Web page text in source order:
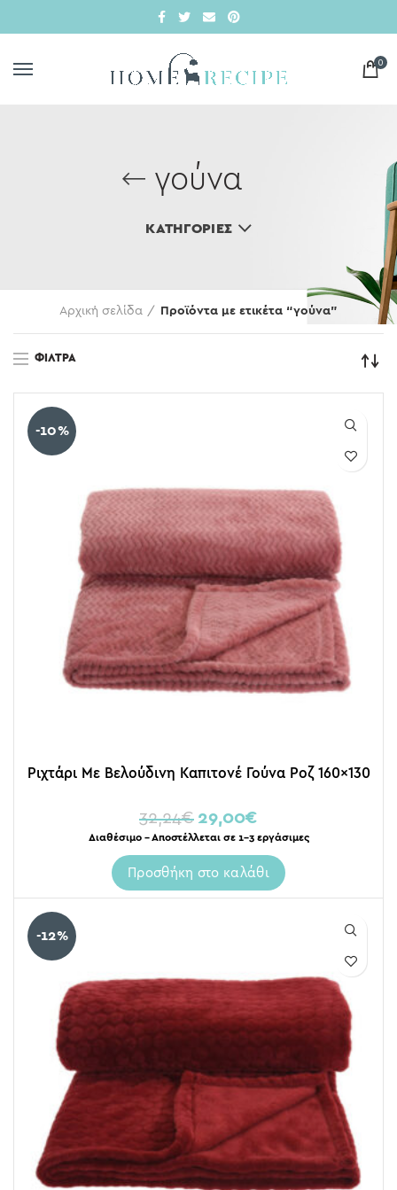
0
γούνα
ΚΑΤΗΓΟΡΊΕΣ
Αρχική σελίδα Προϊόντα με ετικέτα “γούνα”
ΦΊΛΤΡΑ
-10%
Ριχτάρι Με Βελούδινη Καπιτονέ Γούνα Ροζ 160×130
32,24€ 29,00€
Διαθέσιμο – Αποστέλλεται σε 1-3 εργάσιμες
Προσθήκη στο καλάθι
-12%